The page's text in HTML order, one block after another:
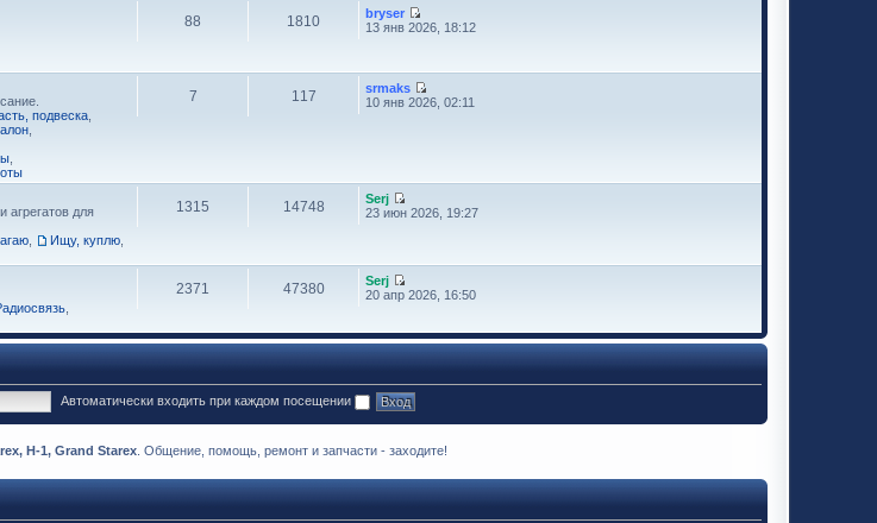
88 1810
bryser
13 янв 2026, 18:12
подвеска
7 117
srmaks
10 янв 2026, 02:11
агрегатов для
Ищу, куплю
1315 14748
Serj
23 июн 2026, 19:27
2371 47380
Serj
20 апр 2026, 16:50
Автоматически входить при каждом посещении
H-1, Grand Starex . Общение, помощь, ремонт и запчасти - заходите!